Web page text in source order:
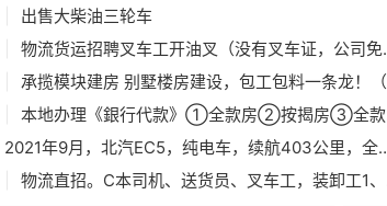
出售大柴油三轮车
物流货运招聘叉车工开油叉（没有叉车证，公司免费给办理叉车证）1，叉车成手: 300/天2，叉车学徒工:270/天3，装卸工，工资天工三百，也可计件，计件工资多劳多得，能吃苦耐劳的一天平均五百左右，看个人能力。公司直招，常年有活，短期不要，最少工作一个月，不满一个月扣三天工资，日结: 压三天一天一结月结:9000（每月四天公休）工作时间:8:00~8:00 （中午休息2小时）长白班月结工资:每月15号发工资不压工资 待遇:（免费提供吃住）管三餐 宿舍4人一间 可以洗澡 有空调 洗衣机常年有活:不放假 有事请假（日结没有假期）工作地址:天津市滨海新区4，箱货司机4米2工资日结300/天 包食住 主要负责：天津周边送货，不用装卸，只负责开车对单据，不用买车，租车，公司直招，纯司机，车辆保养，加油公司承担，危险驾驶违章后果自负要求会看高德导航没有不良驾驶记录，没有案底。5，跟车送货员工资：8000/月（外出补贴）干满半月可预支工资主要负责：点货、对单据、保证货品安全，公司直招，一车俩人要求：58岁以内，身体健康，认真细心
承揽模块建房 别墅楼房建设，包工包料一条龙！（水泥，红砖，碎石，河沙，门窗等）。如有需要致电：18647528111（微信）
本地办理《銀行代款》①全款房②按揭房③全款车 ④按揭车⑤保险单⑥信用ka⑦公积金⑧营业执照⑨银联收款码⑩退休工资 打卡工资本科学历秒批秒放 符合任一均可办理 《债务优化》公积金负债高可优化，可帮结清全部高利息网贷、信用卡。优化为1.8厘先息后本正规貸款！最长垫资7个月！ 客户经理15714755580（微信同步）
2021年9月，北汽EC5，纯电车，续航403公里，全车原漆包括前后杠，车联网功能，公里数实表8万多公里！全程店保八年或15万公里
物流直招。C本司机、送货员、叉车工，装卸工1、C本开四米二箱货跑天津周边每天300日结不用装卸，纯司机（不用租车买车啥的）2、送货员负责跟车查货点货，做好货品交接，不用干活工资8000每个月5号结，要求认字，能适应车上吃住3、叉车工成手300，学徒200可以日结不要叉车证，4、装卸工500左右多劳多得，装车18卸车12每吨日结物流公司直招，包吃包住，在外面吃饭每吨饭补助30元